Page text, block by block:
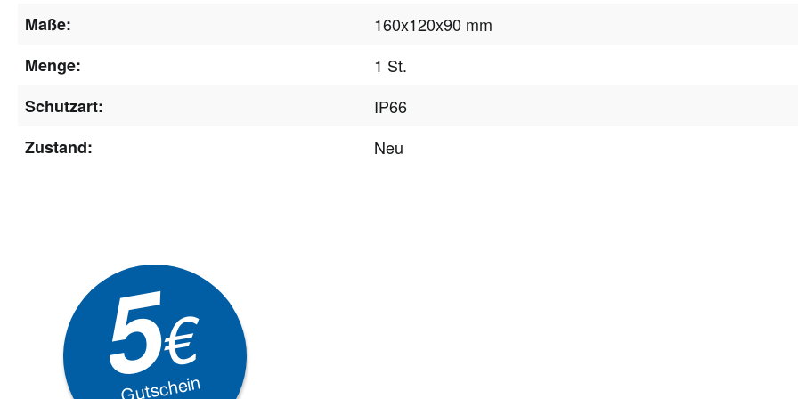
Maße:
160x120x90 mm
Menge:
1 St.
Schutzart:
IP66
Zustand:
Neu
5€
Gutschein